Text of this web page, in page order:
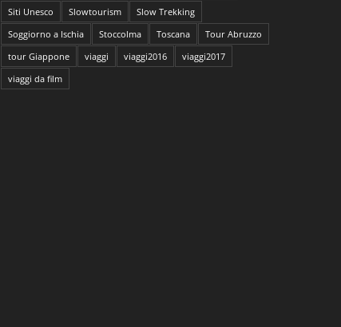
Siti Unesco
Slowtourism
Slow Trekking
Soggiorno a Ischia
Stoccolma Toscana
Tour Abruzzo
tour Giappone
viaggi viaggi2016
viaggi2017
viaggi da film